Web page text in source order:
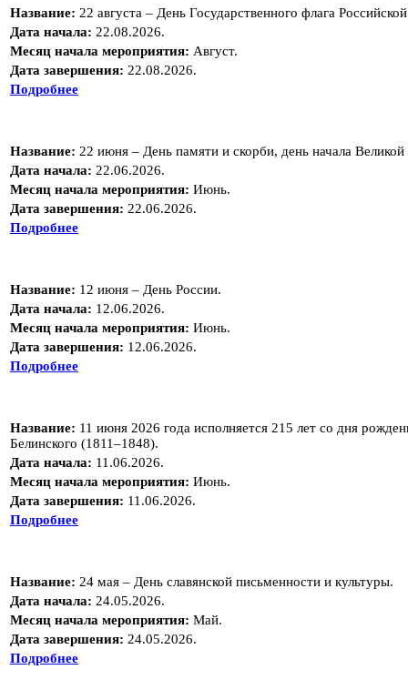
Название: 22 августа – День Государственного флага
Дата начала: 22.08.2026.
Месяц начала мероприятия: Август.
Дата завершения: 22.08.2026.
Подробнее
Название: 22 июня – День памяти и скорби, день начала
Дата начала: 22.06.2026.
Месяц начала мероприятия: Июнь.
Дата завершения: 22.06.2026.
Подробнее
Название: 12 июня – День России.
Дата начала: 12.06.2026.
Месяц начала мероприятия: Июнь.
Дата завершения: 12.06.2026.
Подробнее
Название: 11 июня 2026 года исполняется 215 лет со дня
Белинского (1811–1848).
Дата начала: 11.06.2026.
Месяц начала мероприятия: Июнь.
Дата завершения: 11.06.2026.
Подробнее
Название: 24 мая – День славянской письменности и культуры.
Дата начала: 24.05.2026.
Месяц начала мероприятия: Май.
Дата завершения: 24.05.2026.
Подробнее